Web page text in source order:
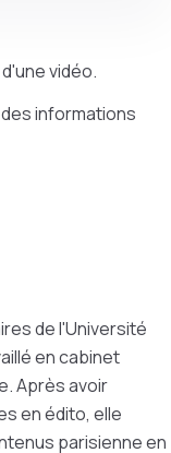
vidéo.
informations
de l'Université
en cabinet
Après avoir
en édito, elle
parisienne en